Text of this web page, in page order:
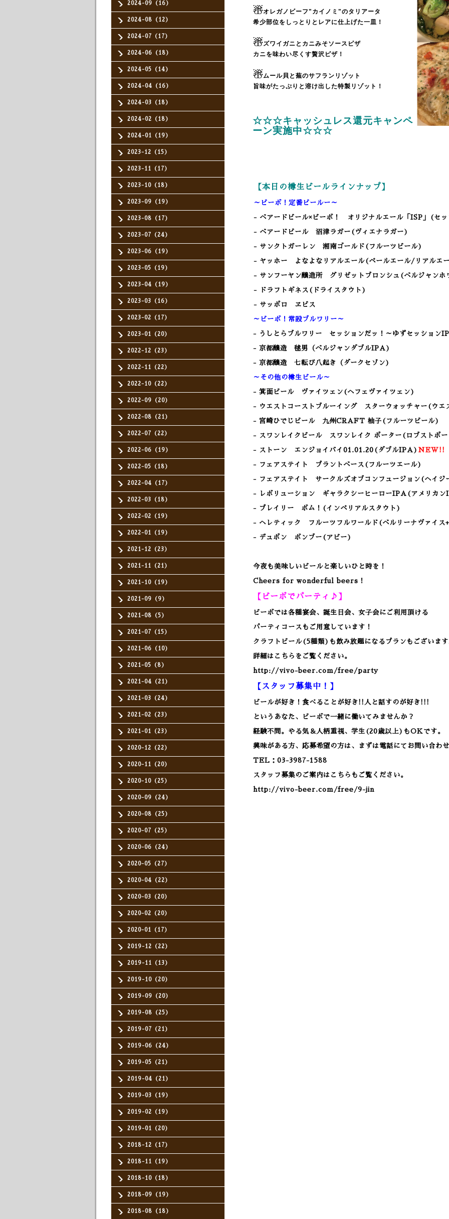
2024-09（16）
2024-08（12）
2024-07（17）
2024-06（18）
2024-05（14）
2024-04（16）
2024-03（18）
2024-02（18）
2024-01（19）
2023-12（15）
2023-11（17）
2023-10（18）
2023-09（19）
2023-08（17）
2023-07（24）
2023-06（19）
2023-05（19）
2023-04（19）
2023-03（16）
2023-02（17）
2023-01（20）
2022-12（23）
2022-11（22）
2022-10（22）
2022-09（20）
2022-08（21）
2022-07（22）
2022-06（19）
2022-05（18）
2022-04（17）
2022-03（18）
2022-02（19）
2022-01（19）
2021-12（23）
2021-11（21）
2021-10（19）
2021-09（9）
2021-08（5）
2021-07（15）
2021-06（10）
2021-05（8）
2021-04（21）
2021-03（24）
2021-02（23）
2021-01（23）
2020-12（22）
2020-11（20）
2020-10（25）
2020-09（24）
2020-08（25）
2020-07（25）
2020-06（24）
2020-05（27）
2020-04（22）
2020-03（20）
2020-02（20）
2020-01（17）
2019-12（22）
2019-11（13）
2019-10（20）
2019-09（20）
2019-08（25）
2019-07（21）
2019-06（24）
2019-05（21）
2019-04（21）
2019-03（19）
2019-02（19）
2019-01（20）
2018-12（17）
2018-11（19）
2018-10（18）
2018-09（19）
2018-08（18）
☃オレガノビーフ"カイノミ"のタリアータ
希少部位をしっとりとレアに仕上げた一皿！
☃ズワイガニとカニみそソースピザ
カニを味わい尽くす贅沢ピザ！
☃ムール貝と蕪のサフランリゾット
旨味がたっぷりと溶け出した特製リゾット！
☆☆☆キャッシュレス還元キャンペ
ーン実施中☆☆☆
【本日の樽生ビールラインナップ】
～ビーボ！定番ビールー～
- ベアードビール×ビーボ！ オリジナルエール「ISP」(セッ
- ベアードビール 沼津ラガー(ヴィエナラガー)
- サンクトガーレン 湘南ゴールド(フルーツビール)
- ヤッホー よなよなリアルエール(ペールエール/リアルエ
- サンフーヤン醸造所 グリゼットブロンシュ(ベルジャンホ
- ドラフトギネス(ドライスタウト)
- サッポロ ヱビス
～ビーボ！常設ブルワリー～
- うしとらブルワリー セッションだッ！～ゆずセッション
- 京都醸造 毬男（ベルジャンダブルIPA)
- 京都醸造 七転び八起き（ダークセゾン)
～その他の樽生ビール～
- 箕面ビール ヴァイツェン (ヘフェヴァイツェン)
- ウエストコーストブルーイング スターウォッチャー(ウエ
- 宮崎ひでじビール 九州CRAFT 柚子(フルーツビール)
- スワンレイクビール スワンレイク ポーター(ロブストポ
- ストーン エンジョイバイ01.01.20(ダブルIPA) NEW!!
- フェアステイト プラントベース(フルーツエール)
- フェアステイト サークルズオブコンフュージョン(ヘイジ
- レボリューション ギャラクシーヒーローIPA(アメリカ
- プレイリー ボム！(インペリアルスタウト)
- ヘレティック フルーツフルワールド(ベルリーナヴァイス
- デュポン ボンブー(アビー)
今夜も美味しいビールと楽しいひと時を！
Cheers for wonderful beers！
【ビーボでパーティ♪】
ビーボでは各種宴会、誕生日会、女子会にご利用頂ける
パーティコースもご用意しています！
クラフトビール(5種類)も飲み放題になるプランもございます
詳細はこちらをご覧ください。
http://vivo-beer.com/free/party
【スタッフ募集中！】
ビールが好き！食べることが好き!!人と話すのが好き!!!
というあなた、ビーボで一緒に働いてみませんか？
経験不問。やる気＆人柄重視、学生(20歳以上)もOKです。
興味がある方、応募希望の方は、まずは電話にてお問い合わせ
TEL：03-3987-1588
スタッフ募集のご案内はこちらもご覧ください。
http://vivo-beer.com/free/9-jin